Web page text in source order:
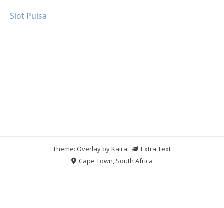
Slot Pulsa
Theme: Overlay byKaira.
Extra Text
Cape Town, South Africa